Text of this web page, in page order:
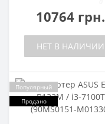
10764 грн.
НЕТ В НАЛИЧИИ
Популярный
Продано